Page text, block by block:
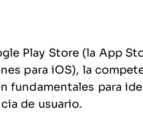
Play Store (la App
para iOS), la
fundamentales para
de usuario.